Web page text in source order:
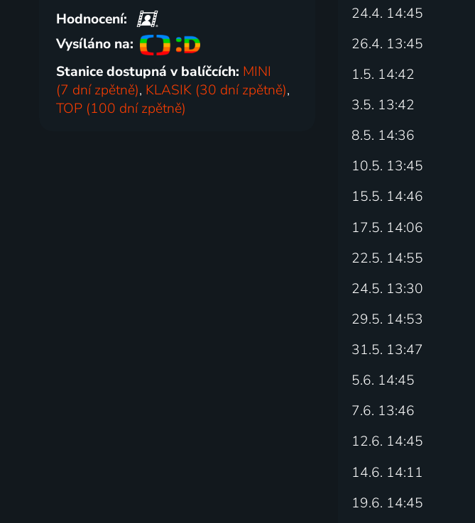
Hodnocení:
Vysíláno na:
Stanice dostupná v balíčcích: MINI
(7 dní zpětně), KLASIK (30 dní zpětně),
TOP (100 dní zpětně)
24.4. 14:45
26.4. 13:45
1.5. 14:42
3.5. 13:42
8.5. 14:36
10.5. 13:45
15.5. 14:46
17.5. 14:06
22.5. 14:55
24.5. 13:30
29.5. 14:53
31.5. 13:47
5.6. 14:45
7.6. 13:46
12.6. 14:45
14.6. 14:11
19.6. 14:45